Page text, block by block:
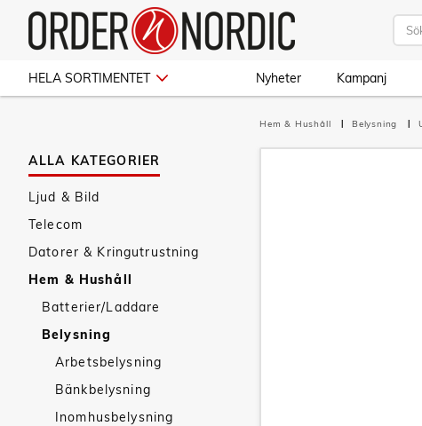
HELA SORTIMENTET Nyheter Kampanj
ALLA KATEGORIER
Ljud & Bild
Telecom
Datorer & Kringutrustning
Hem & Hushåll
Batterier/Laddare
Belysning
Arbetsbelysning
Bänkbelysning
Inomhusbelysning
Hem & Hushåll Belysning